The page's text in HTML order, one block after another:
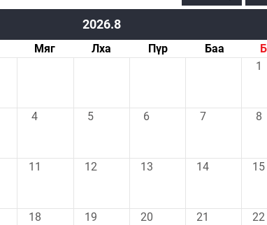
2026.8
Мяг Лха Пүр Баа
1
4 5 6 7 8
11 12 13 14 15
18 19 20 21 22